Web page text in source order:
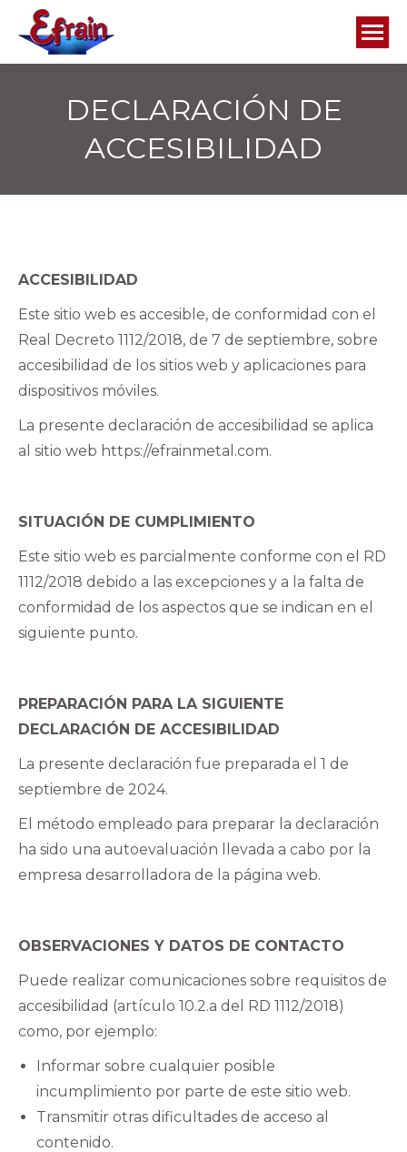
DECLARACIÓN DE
ACCESIBILIDAD
ACCESIBILIDAD
Este sitio web es accesible, de conformidad con el
Real Decreto 1112/2018, de 7 de septiembre, sobre
accesibilidad de los sitios web y aplicaciones para
dispositivos móviles.
La presente declaración de accesibilidad se aplica
al sitio web https://efrainmetal.com.
SITUACIÓN DE CUMPLIMIENTO
Este sitio web es parcialmente conforme con el RD
1112/2018 debido a las excepciones y a la falta de
conformidad de los aspectos que se indican en el
siguiente punto.
PREPARACIÓN PARA LA SIGUIENTE
DECLARACIÓN DE ACCESIBILIDAD
La presente declaración fue preparada el 1 de
septiembre de 2024.
El método empleado para preparar la declaración
ha sido una autoevaluación llevada a cabo por la
empresa desarrolladora de la página web.
OBSERVACIONES Y DATOS DE CONTACTO
Puede realizar comunicaciones sobre requisitos de
accesibilidad (artículo 10.2.a del RD 1112/2018)
como, por ejemplo:
Informar sobre cualquier posible
incumplimiento por parte de este sitio web.
Transmitir otras dificultades de acceso al
contenido.